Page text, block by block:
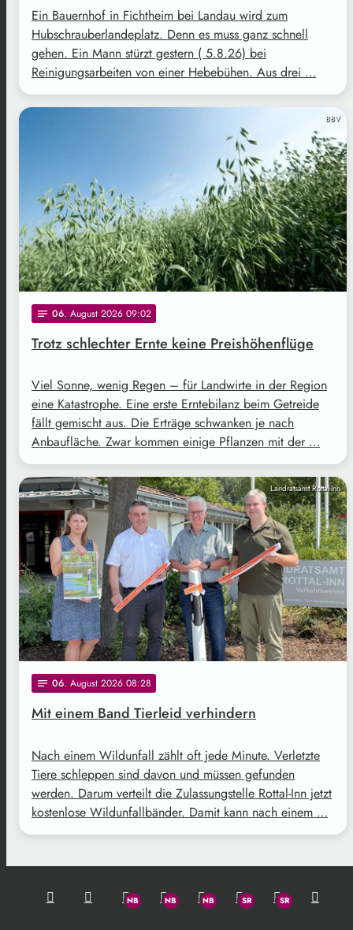
Ein Bauernhof in Fichtheim bei Landau wird zum
Hubschrauberlandeplatz. Denn es muss ganz schnell
gehen. Ein Mann stürzt gestern ( 5.8.26) bei
Reinigungsarbeiten von einer Hebebühen. Aus drei …
BBV
notes 06. August 2026 09:02
Trotz schlechter Ernte keine Preishöhenflüge
Viel Sonne, wenig Regen – für Landwirte in der Region
eine Katastrophe. Eine erste Erntebilanz beim Getreide
fällt gemischt aus. Die Erträge schwanken je nach
Anbaufläche. Zwar kommen einige Pflanzen mit der …
Landratsamt Rottal-Inn
notes 06. August 2026 08:28
Mit einem Band Tierleid verhindern
Nach einem Wildunfall zählt oft jede Minute. Verletzte
Tiere schleppen sind davon und müssen gefunden
werden. Darum verteilt die Zulassungstelle Rottal-Inn jetzt
kostenlose Wildunfallbänder. Damit kann nach einem …